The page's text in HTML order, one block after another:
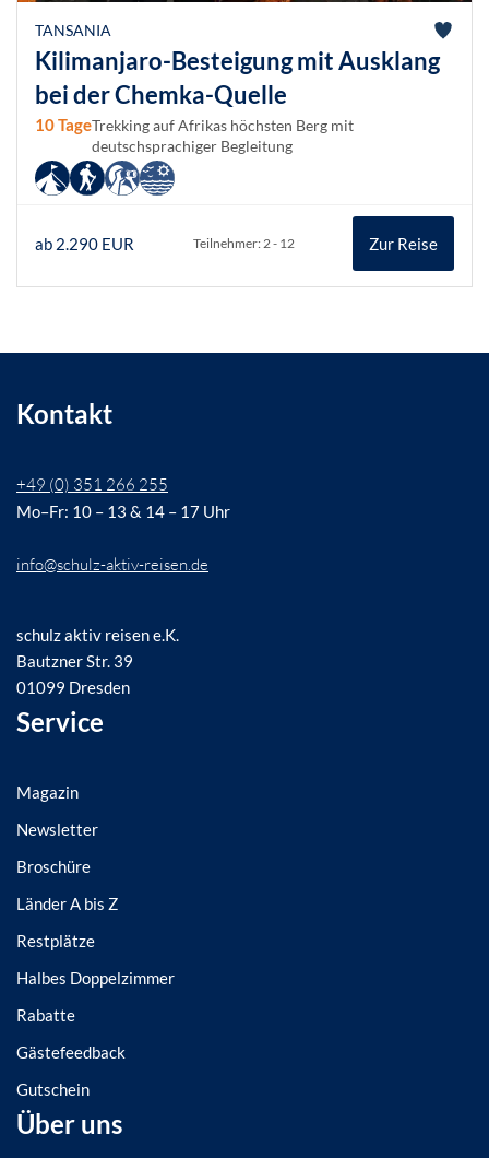
TANSANIA
Kilimanjaro-Besteigung mit Ausklang
bei der Chemka-Quelle
10 TageTrekking auf Afrikas höchsten Berg mit
deutschsprachiger Begleitung
ab 2.290 EUR Teilnehmer: 2 - 12 Zur Reise
Kontakt
+49 (0) 351 266 255
Mo–Fr: 10 – 13 & 14 – 17 Uhr
info@schulz-aktiv-reisen.de
schulz aktiv reisen e.K.
Bautzner Str. 39
01099 Dresden
Service
Magazin
Newsletter
Broschüre
Länder A bis Z
Restplätze
Halbes Doppelzimmer
Rabatte
Gästefeedback
Gutschein
Über uns